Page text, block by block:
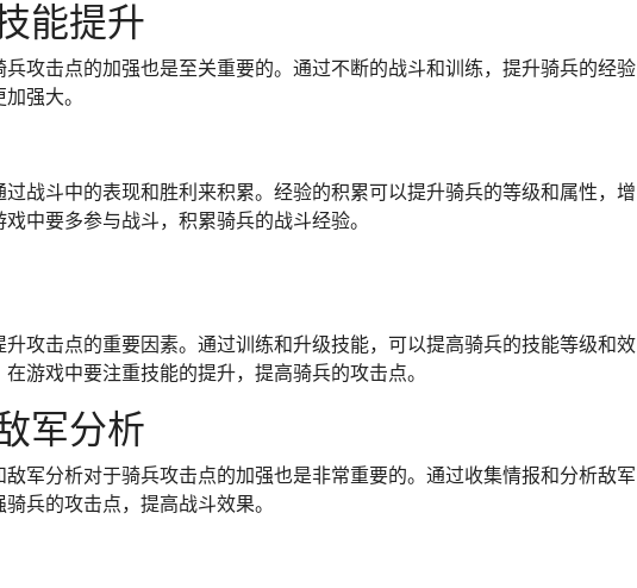
能提升
攻击点的加强也是至关重要的。通过不断的战斗和训练，提升骑兵的经验
强大。
战斗中的表现和胜利来积累。经验的积累可以提升骑兵的等级和属性，增
中要多参与战斗，积累骑兵的战斗经验。
攻击点的重要因素。通过训练和升级技能，可以提高骑兵的技能等级和效
游戏中要注重技能的提升，提高骑兵的攻击点。
军分析
军分析对于骑兵攻击点的加强也是非常重要的。通过收集情报和分析敌军
兵的攻击点，提高战斗效果。